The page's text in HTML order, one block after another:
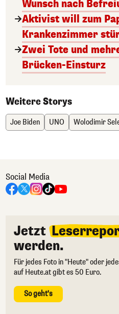
Wunsch nach
Aktivist will zum
Krankenzimmer
Zwei Tote und
Brücken-Einsturz
Weitere Storys
Joe Biden UNO Wolodimir
Social Media
Jetzt
werden.
Für jedes Foto in "Heute" oder
auf Heute.at gibt es 50 Euro.
So geht's